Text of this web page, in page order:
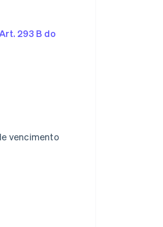
293 B do
vencimento